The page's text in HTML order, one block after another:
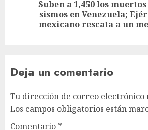
Suben a 1,450 los
sismos en Venezuela;
mexicano rescata a un
Deja un comentario
Tu dirección de correo electrónico
Los campos obligatorios están
Comentario *